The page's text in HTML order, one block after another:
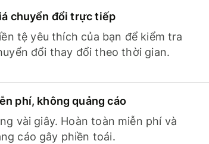
chuyển đổi trực tiếp
tệ yêu thích của bạn để kiểm tra
đổi thay đổi theo thời gian.
phí, không quảng cáo
vài giây. Hoàn toàn miễn phí và
cáo gây phiền toái.